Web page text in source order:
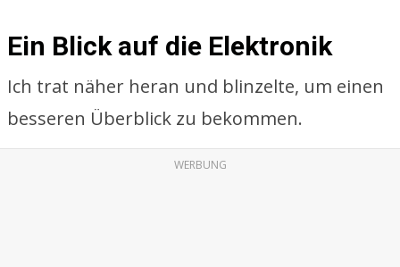
Ein Blick auf die Elektronik
Ich trat näher heran und blinzelte, um einen
besseren Überblick zu bekommen.
WERBUNG